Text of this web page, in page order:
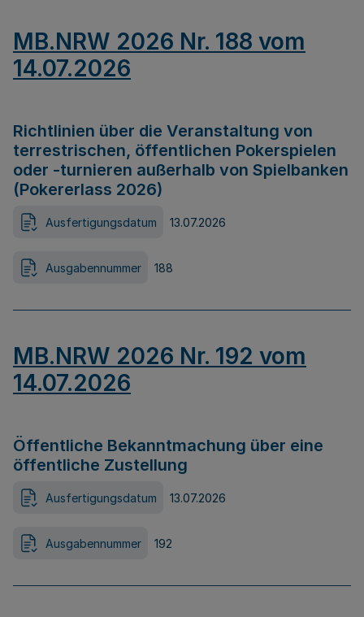
MB.NRW 2026 Nr. 188 vom
14.07.2026
Richtlinien über die Veranstaltung von
terrestrischen, öffentlichen Pokerspielen
oder -turnieren außerhalb von Spielbanken
(Pokererlass 2026)
Ausfertigungsdatum 13.07.2026
Ausgabennummer 188
MB.NRW 2026 Nr. 192 vom
14.07.2026
Öffentliche Bekanntmachung über eine
öffentliche Zustellung
Ausfertigungsdatum 13.07.2026
Ausgabennummer 192